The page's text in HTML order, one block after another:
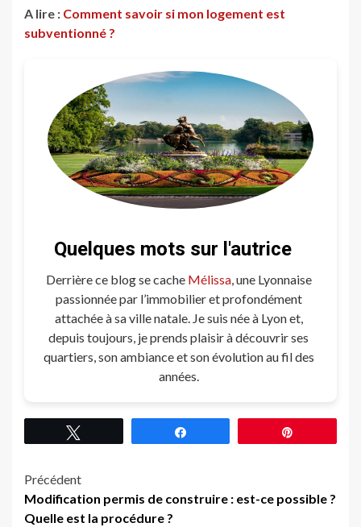
A lire : Comment savoir si mon logement est
subventionné ?
Quelques mots sur l'autrice
Derrière ce blog se cache Mélissa, une Lyonnaise
passionnée par l’immobilier et profondément
attachée à sa ville natale. Je suis née à Lyon et,
depuis toujours, je prends plaisir à découvrir ses
quartiers, son ambiance et son évolution au fil des
années.
Navigation
d’article
Précédent
Modification permis de construire : est-ce possible ?
Quelle est la procédure ?